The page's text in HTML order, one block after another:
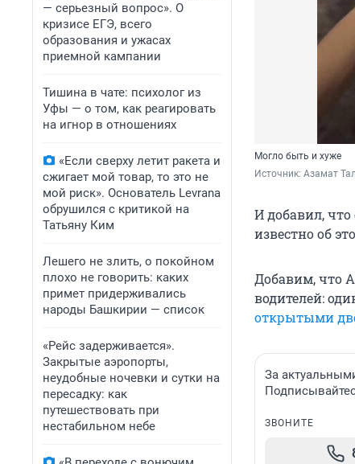
— серьезный вопрос». О
кризисе ЕГЭ, всего
образования и ужасах
приемной кампании
Тишина в чате: психолог из
Уфы — о том, как реагировать
на игнор в отношениях
«Если сверху летит ракета и
сжигает мой товар, то это не
мой риск». Основатель Levrana
обрушился с критикой на
Татьяну Ким
Лешего не злить, о покойном
плохо не говорить: каких
примет придерживались
народы Башкирии — список
«Рейс задерживается».
Закрытые аэропорты,
неудобные ночевки и сутки на
пересадку: как
путешествовать при
нестабильном небе
Могло быть и хуже
Источник: Азамат
И добавил, что
известно об
Добавим, что
водителей:
открытыми
За
ЗВОНИТЕ